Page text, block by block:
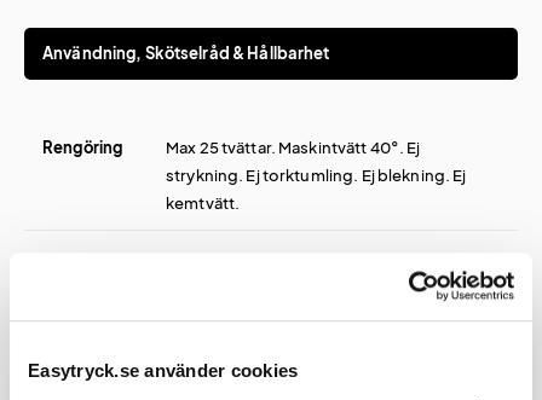
Easytryck.se använder cookies
Användning, Skötselråd & Hållbarhet
Rengöring
Max 25 tvättar. Maskintvätt 40°. Ej
strykning. Ej torktumling. Ej blekning. Ej
kemtvätt.